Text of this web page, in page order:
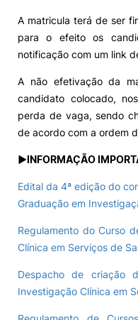
A matricula terá de ser
para o efeito os
notificação com um link
A não efetivação da
candidato colocado,
perda de vaga, sendo
de acordo com a ordem
►INFORMAÇÃO
Edital da 4ª edição do
Graduação em
Regulamento do Curso
Clínica em Serviços de
Despacho de criação
Investigação Clínica em